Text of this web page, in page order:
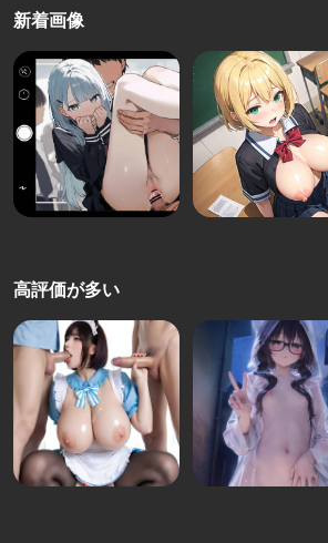
新着画像
高評価が多い